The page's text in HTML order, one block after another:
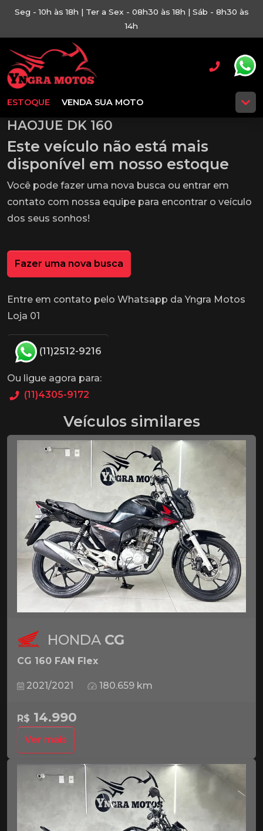
Seg - 10h às 18h | Ter a Sex - 08h30 às 18h | Sáb - 8h30 às
14h
ESTOQUE VENDA SUA MOTO
HAOJUE DK 160
Este veículo não está mais
disponível em nosso estoque
Você pode fazer uma nova busca ou entrar em
contato com nossa equipe para encontrar o veículo
dos seus sonhos!
Fazer uma nova busca
Entre em contato pelo Whatsapp da Yngra Motos
Loja 01
(11)2512-9216
Ou ligue agora para:
(11)4305-9172
Veículos similares
HONDA CG
CG 160 FAN Flex
2021/2021 180.659 km
R$ 14.990
Ver mais